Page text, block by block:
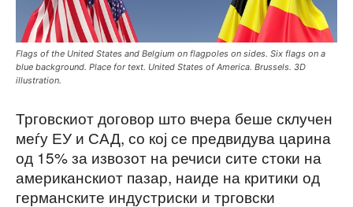
Flags of the United States and Belgium on flagpoles on sides. Six flags on a
blue background. Place for text. United States of America. Brussels. 3D
illustration.
Трговскиот договор што вчера беше склучен
меѓу ЕУ и САД, со кој се предвидува царина
од 15% за извозот на речиси сите стоки на
американскиот пазар, наиде на критики од
германските индустриски и трговски